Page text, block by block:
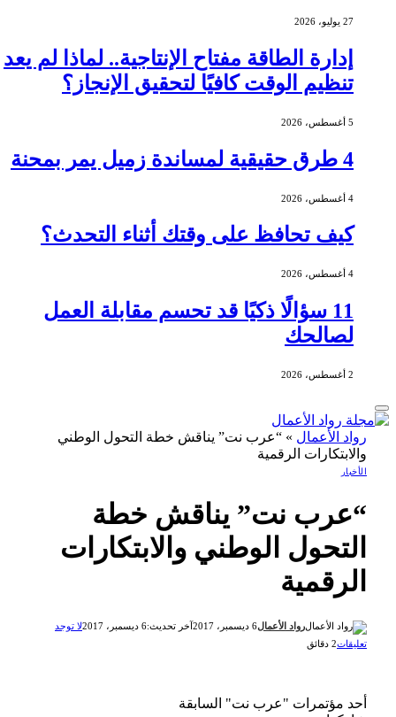
27 يوليو، 2026
إدارة الطاقة مفتاح الإنتاجية.. لماذا لم يعد
تنظيم الوقت كافيًا لتحقيق الإنجاز؟
5 أغسطس، 2026
4 طرق حقيقية لمساندة زميل يمر بمحنة
4 أغسطس، 2026
كيف تحافظ على وقتك أثناء التحدث؟
4 أغسطس، 2026
11 سؤالًا ذكيًا قد تحسم مقابلة العمل
لصالحك
2 أغسطس، 2026
رواد الأعمال» “عرب نت” يناقش خطة التحول الوطني
والابتكارات الرقمية
الأخبار
“عرب نت” يناقش خطة
التحول الوطني والابتكارات
الرقمية
رواد الأعمال6 ديسمبر، 2017 آخر تحديث:6 ديسمبر، 2017
لا توجد
تعليقات2 دقائق
أحد مؤتمرات "عرب نت" السابقة